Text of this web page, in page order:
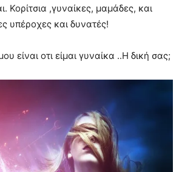
Κορίτσια ,γυναίκες, μαμάδες, και
υπέροχες και δυνατές!
είναι οτι είμαι γυναίκα ..Η δική σας;